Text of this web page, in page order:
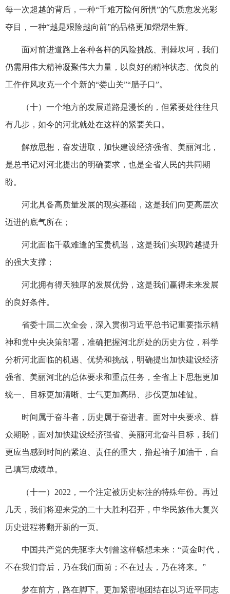
每一次超越的背后，一种“千难万险何所惧”的气质愈发光彩
夺目，一种“越是艰险越向前”的品格更加熠熠生辉。
面对前进道路上各种各样的风险挑战、荆棘坎坷，我们
仍需用伟大精神凝聚伟大力量，以良好的精神状态、优良的
工作作风攻克一个个新的“娄山关”“腊子口”。
（十）一个地方的发展道路是漫长的，但紧要处往往只
有几步，如今的河北就处在这样的紧要关口。
解放思想，奋发进取，加快建设经济强省、美丽河北，
是总书记对河北提出的明确要求，也是全省人民的共同期
盼。
河北具备高质量发展的现实基础，这是我们向更高层次
迈进的底气所在；
河北面临千载难逢的宝贵机遇，这是我们实现跨越提升
的强大支撑；
河北拥有得天独厚的发展优势，这是我们赢得未来发展
的良好条件。
省委十届二次全会，深入贯彻习近平总书记重要指示精
神和党中央决策部署，准确把握河北所处的历史方位，科学
分析河北面临的机遇、优势和挑战，明确提出加快建设经济
强省、美丽河北的总体要求和重点任务，全省上下思想更加
统一、目标更加清晰、士气更加高昂、步伐更加雄健。
时间属于奋斗者，历史属于奋进者。面对中央要求、群
众期盼，面对加快建设经济强省、美丽河北奋斗目标，我们
更应当感到时间的紧迫、责任的重大，撸起袖子加油干，自
己填写成绩单。
（十一）2022，一个注定被历史标注的特殊年份。再过
几天，我们将迎来党的二十大胜利召开，中华民族伟大复兴
历史进程将翻开新的一页。
中国共产党的先驱李大钊曾这样畅想未来：“黄金时代，
不在我们背后，乃在我们面前；不在过去，乃在将来。”
梦在前方，路在脚下。更加紧密地团结在以习近平同志